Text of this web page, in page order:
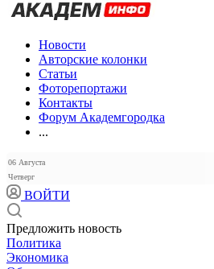
Новости
Авторские колонки
Статьи
Фоторепортажи
Контакты
Форум Академгородка
...
06 Августа
Четверг
ВОЙТИ
Предложить новость
Политика
Экономика